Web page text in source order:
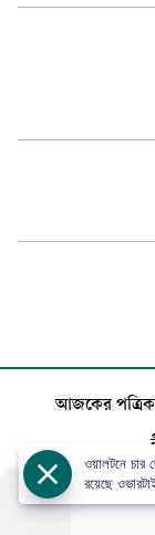
আজকের
ওয়ালটনে চার
রয়েছে